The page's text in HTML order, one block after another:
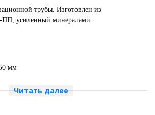
трубы. Изготовлен из
ПП, усиленный минералами.
мм
Читать далее